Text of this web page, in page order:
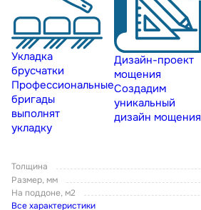
Укладка
брусчатки
Профессиональные
бригады
выполнят
укладку
Дизайн-проект
мощения
Создадим
уникальный
дизайн мощения
Толщина
Размер, мм
На поддоне, м2
Все характеристики